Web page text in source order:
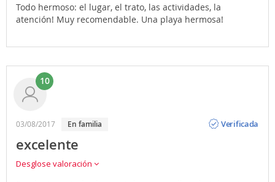
Todo hermoso: el lugar, el trato, las actividades, la
atención! Muy recomendable. Una playa hermosa!
10
03/08/2017 en familia
Verificada
excelente
Desglose valoración